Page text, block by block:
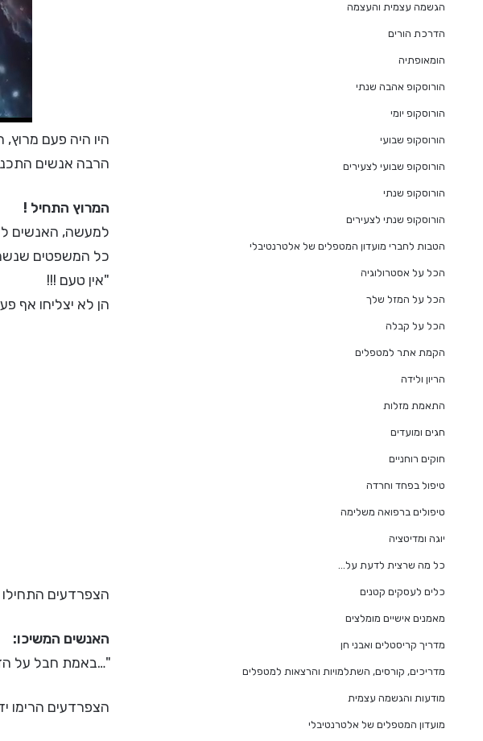
היו היה פעם
הרבה אנשים
המרוץ התחיל !
למעשה, האנשים
כל המשפטים
"אין טעם !!!
הן לא יצליחו אף
הצפרדעים
האנשים המשיכו:
"…באמת חבל על
הצפרדעים הרימו
הגשמה עצמית והעצמה
הדרכת הורים
הומאופתיה
הורוסקופ אהבה שנתי
הורוסקופ יומי
הורוסקופ שבועי
הורוסקופ שבועי לצעירים
הורוסקופ שנתי
הורוסקופ שנתי לצעירים
הטבות לחברי מועדון המטפלים של אלטרנטיבלי
הכל על אסטרולוגיה
הכל על המזל שלך
הכל על קבלה
הקמת אתר למטפלים
הריון ולידה
התאמת מזלות
חגים ומועדים
חוקים רוחניים
טיפול בפחד וחרדה
טיפולים ברפואה משלימה
יוגה ומדיטציה
כל מה שרצית לדעת על…
כלים לעסקים קטנים
מאמנים אישיים מומלצים
מדריך קריסטלים ואבני חן
מדריכים, קורסים, השתלמויות והרצאות למטפלים
מודעות והגשמה עצמית
מועדון המטפלים של אלטרנטיבלי